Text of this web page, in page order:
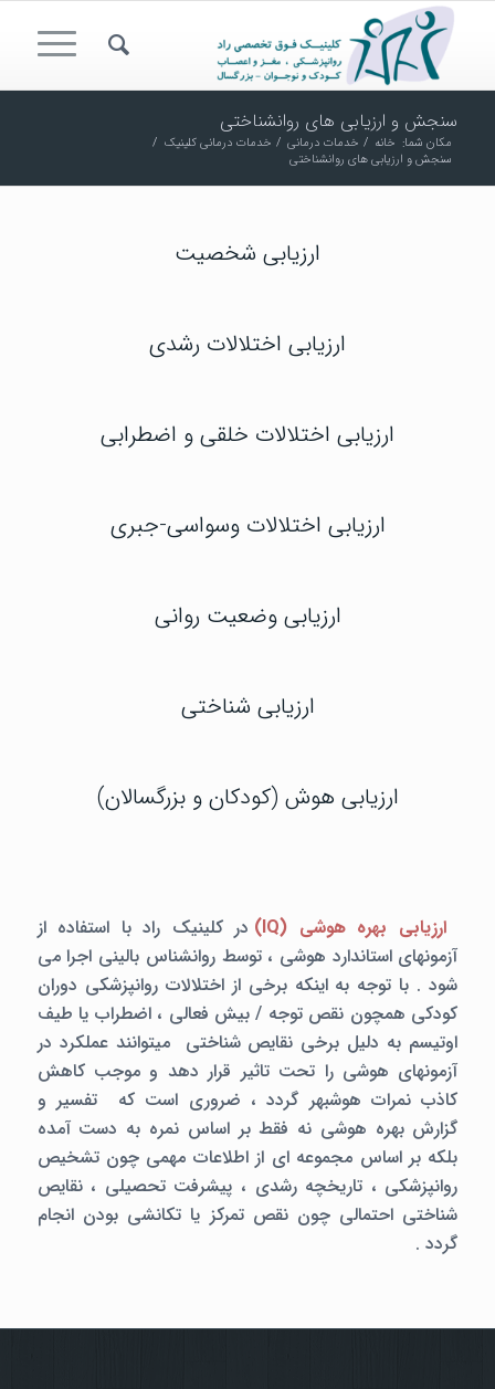
سنجش و ارزیابی های روانشناختی
مکان شما: خانه / خدمات درمانی / خدمات درمانی کلینیک /
سنجش و ارزیابی های روانشناختی
ارزیابی شخصیت
ارزیابی اختلالات رشدی
ارزیابی اختلالات خلقی و اضطرابی
ارزیابی اختلالات وسواسی-جبری
ارزیابی وضعیت روانی
ارزیابی شناختی
ارزیابی هوش (کودکان و بزرگسالان)
ارزیابی بهره هوشی (IQ
) در کلینیک راد با استفاده از
آزمونهای استاندارد هوشی ، توسط روانشناس بالینی اجرا می
شود . با توجه به اینکه برخی از اختلالات روانپزشکی دوران
کودکی همچون نقص توجه / بیش فعالی ، اضطراب یا طیف
اوتیسم به دلیل برخی نقایص شناختی میتوانند عملکرد در
آزمونهای هوشی را تحت تاثیر قرار دهد و موجب کاهش
کاذب نمرات هوشبهر گردد ، ضروری است که تفسیر و
گزارش بهره هوشی نه فقط بر اساس نمره به دست آمده
بلکه بر اساس مجموعه ای از اطلاعات مهمی چون تشخیص
روانپزشکی ، تاریخچه رشدی ، پیشرفت تحصیلی ، نقایص
شناختی احتمالی چون نقص تمرکز یا تکانشی بودن انجام
گردد .